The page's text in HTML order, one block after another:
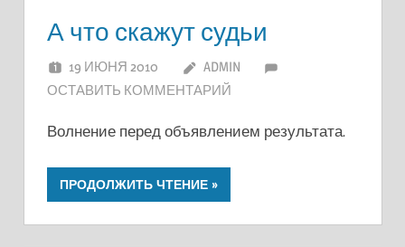
А что скажут судьи
19 ИЮНЯ 2010
ADMIN
ОСТАВИТЬ КОММЕНТАРИЙ
Волнение перед объявлением результата.
ПРОДОЛЖИТЬ ЧТЕНИЕ